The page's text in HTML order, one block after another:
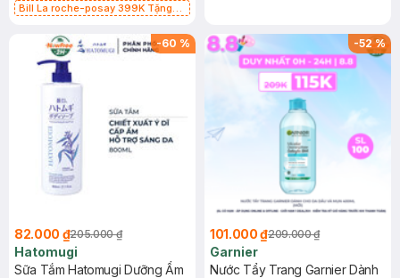
Bill La roche-posay 399K Tặng
(SL có hạn)
-60 %
82.000 ₫205.000 ₫
Hatomugi
Sữa Tắm Hatomugi Dưỡng Ẩm
-52%
101.000 ₫209.000 ₫
Garnier
Nước Tẩy Trang Garnier Dành